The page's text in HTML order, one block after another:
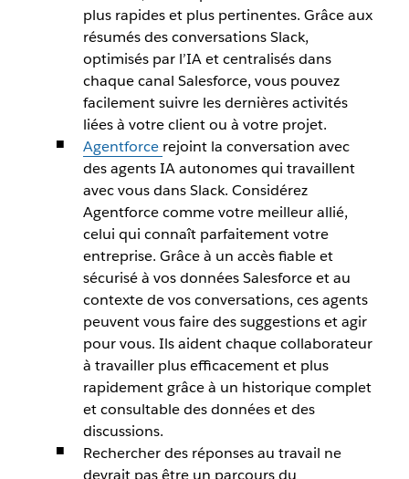
plus rapides et plus pertinentes. Grâce aux
résumés des conversations Slack,
optimisés par l’IA et centralisés dans
chaque canal Salesforce, vous pouvez
facilement suivre les dernières activités
liées à votre client ou à votre projet.
Agentforce rejoint la conversation avec
des agents IA autonomes qui travaillent
avec vous dans Slack. Considérez
Agentforce comme votre meilleur allié,
celui qui connaît parfaitement votre
entreprise. Grâce à un accès fiable et
sécurisé à vos données Salesforce et au
contexte de vos conversations, ces agents
peuvent vous faire des suggestions et agir
pour vous. Ils aident chaque collaborateur
à travailler plus efficacement et plus
rapidement grâce à un historique complet
et consultable des données et des
discussions.
Rechercher des réponses au travail ne
devrait pas être un parcours du